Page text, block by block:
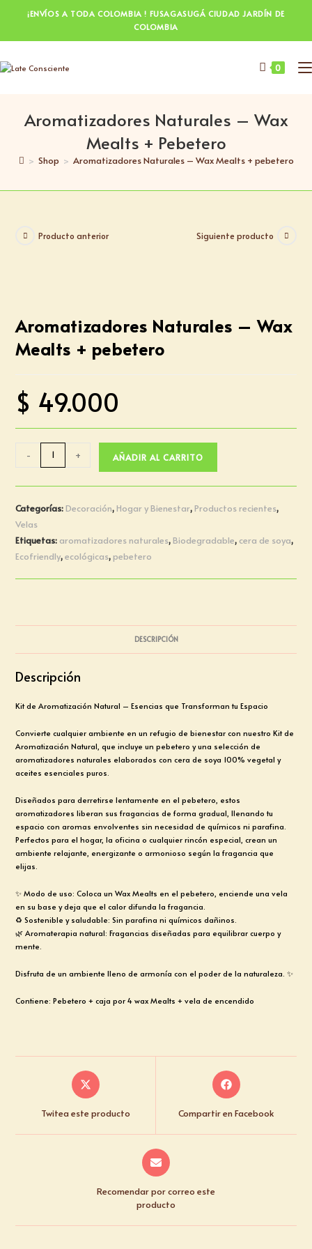
¡ENVÍOS A TODA COLOMBIA ! FUSAGASUGÁ CIUDAD JARDÍN DE
COLOMBIA
0
Aromatizadores Naturales – Wax
Mealts + Pebetero
> Shop > Aromatizadores Naturales – Wax Mealts + pebetero
Producto anterior Siguiente producto
Aromatizadores Naturales – Wax
Mealts + pebetero
$ 49.000
- + AÑADIR AL CARRITO
Categorías:Decoración,Hogar y Bienestar,Productos recientes,
Velas
Etiquetas: aromatizadores naturales,Biodegradable, cera de soya,
Ecofriendly,ecológicas,pebetero
DESCRIPCIÓN
Descripción
Kit de Aromatización Natural – Esencias que Transforman tu Espacio
Convierte cualquier ambiente en un refugio de bienestar con nuestro Kit de
Aromatización Natural, que incluye un pebetero y una selección de
aromatizadores naturales elaborados con cera de soya 100% vegetal y
aceites esenciales puros.
Diseñados para derretirse lentamente en el pebetero, estos
aromatizadores liberan sus fragancias de forma gradual, llenando tu
espacio con aromas envolventes sin necesidad de químicos ni parafina.
Perfectos para el hogar, la oficina o cualquier rincón especial, crean un
ambiente relajante, energizante o armonioso según la fragancia que
elijas.
✨ Modo de uso: Coloca un Wax Mealts en el pebetero, enciende una vela
en su base y deja que el calor difunda la fragancia.
♻️ Sostenible y saludable: Sin parafina ni químicos dañinos.
🌿 Aromaterapia natural: Fragancias diseñadas para equilibrar cuerpo y
mente.
Disfruta de un ambiente lleno de armonía con el poder de la naturaleza. ✨
Contiene: Pebetero + caja por 4 wax Mealts + vela de encendido
Twitea este producto Compartir en Facebook
Recomendar por correo este
producto